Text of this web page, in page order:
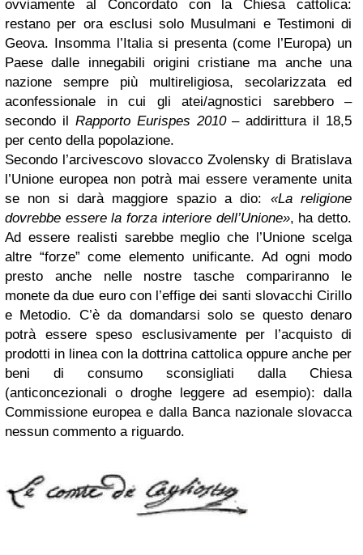
ovviamente al Concordato con la Chiesa cattolica:
restano per ora esclusi solo Musulmani e Testimoni di
Geova. Insomma l’Italia si presenta (come l’Europa) un
Paese dalle innegabili origini cristiane ma anche una
nazione sempre più multireligiosa, secolarizzata ed
aconfessionale in cui gli atei/agnostici sarebbero –
secondo il Rapporto Eurispes 2010– addirittura il 18,5
per cento della popolazione.
Secondo l’arcivescovo slovacco Zvolensky di Bratislava
l’Unione europea non potrà mai essere veramente unita
se non si darà maggiore spazio a dio: «La religione
dovrebbe essere la forza interiore dell’Unione», ha detto.
Ad essere realisti sarebbe meglio che l’Unione scelga
altre “forze” come elemento unificante. Ad ogni modo
presto anche nelle nostre tasche compariranno le
monete da due euro con l’effige dei santi slovacchi Cirillo
e Metodio. C’è da domandarsi solo se questo denaro
potrà essere speso esclusivamente per l’acquisto di
prodotti in linea con la dottrina cattolica oppure anche per
beni di consumo sconsigliati dalla Chiesa
(anticoncezionali o droghe leggere ad esempio): dalla
Commissione europea e dalla Banca nazionale slovacca
nessun commento a riguardo.